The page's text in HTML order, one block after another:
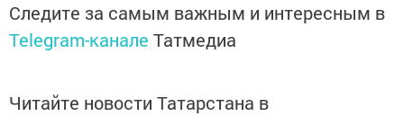
Следите за самым важным и интересным в
Telegram-канале Татмедиа
Читайте новости Татарстана в